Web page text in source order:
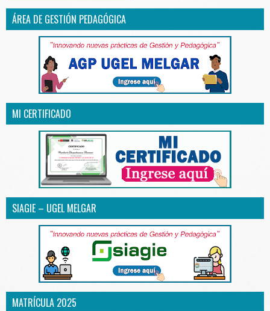
ÁREA DE GESTIÓN PEDAGÓGICA
MI CERTIFICADO
SIAGIE – UGEL MELGAR
MATRÍCULA 2025